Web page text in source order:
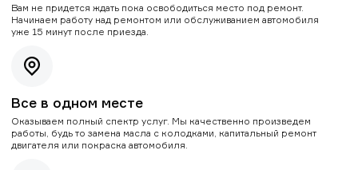
Вам не придется ждать пока освободиться место под ремонт.
Начинаем работу над ремонтом или обслуживанием автомобиля
уже 15 минут после приезда.
Все в одном месте
Оказываем полный спектр услуг. Мы качественно произведем
работы, будь то замена масла с колодками, капитальный ремонт
двигателя или покраска автомобиля.